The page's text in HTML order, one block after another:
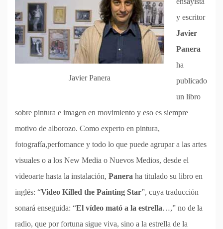
Javier Panera
y escritor
Javier
Panera
ha
publicado
un libro
sobre pintura e imagen en movimiento y eso es siempre
motivo de alborozo. Como experto en pintura,
fotografía,perfomance y todo lo que puede agrupar a las artes
visuales o a los New Media o Nuevos Medios, desde el
videoarte hasta la instalación, Panera ha titulado su libro en
inglés: “Video Killed the Painting Star”, cuya traducción
sonará enseguida: “El vídeo mató a la estrella…,” no de la
radio, que por fortuna sigue viva, sino a la estrella de la